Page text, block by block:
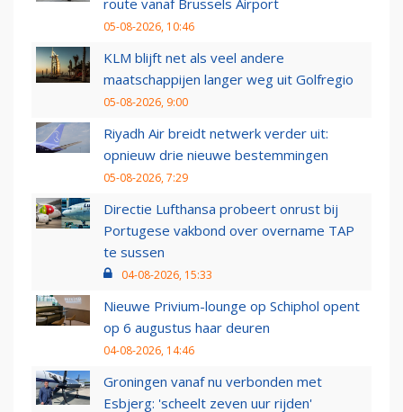
route vanaf Brussels Airport
05-08-2026, 10:46
KLM blijft net als veel andere
maatschappijen langer weg uit Golfregio
05-08-2026, 9:00
Riyadh Air breidt netwerk verder uit:
opnieuw drie nieuwe bestemmingen
05-08-2026, 7:29
Directie Lufthansa probeert onrust bij
Portugese vakbond over overname TAP
te sussen
04-08-2026, 15:33
Nieuwe Privium-lounge op Schiphol opent
op 6 augustus haar deuren
04-08-2026, 14:46
Groningen vanaf nu verbonden met
Esbjerg: 'scheelt zeven uur rijden'